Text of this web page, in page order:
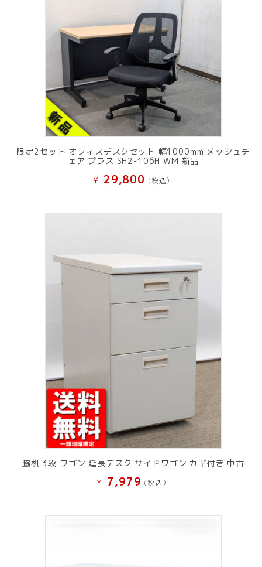
限定2セット オフィスデスクセット 幅1000mm メッシュチ
ェア プラス SH2-106H WM 新品
¥ 29,800 (税込）
脇机 3段 ワゴン 延長デスク サイドワゴン カギ付き 中古
¥ 7,979 (税込）